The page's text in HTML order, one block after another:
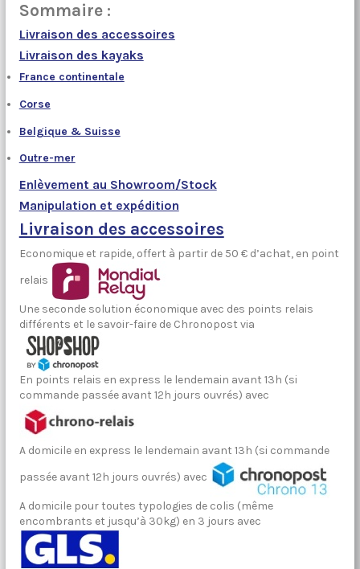
Sommaire :
Livraison des accessoires
Livraison des kayaks
France continentale
Corse
Belgique & Suisse
Outre-mer
Enlèvement au Showroom/Stock
Manipulation et expédition
Livraison des accessoires
Economique et rapide, offert à partir de 50 € d’achat, en point
relais
Une seconde solution économique avec des points relais
différents et le savoir-faire de Chronopost via
En points relais en express le lendemain avant 13h (si
commande passée avant 12h jours ouvrés) avec
A domicile en express le lendemain avant 13h (si commande
passée avant 12h jours ouvrés) avec
A domicile pour toutes typologies de colis (même
encombrants et jusqu’à 30kg) en 3 jours avec